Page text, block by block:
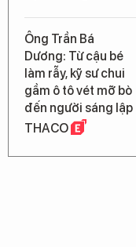
Ông Trần Bá
Dương: Từ cậu bé
làm rẫy, kỹ sư chui
gầm ô tô vét mỡ bò
đến người sáng lập
THACO